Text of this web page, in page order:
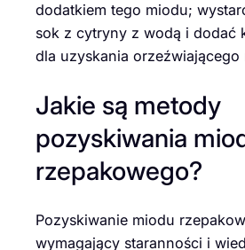
dodatkiem tego miodu;
sok z cytryny z wodą i dodać
dla uzyskania orzeźwiającego
Jakie są metody
pozyskiwania
rzepakowego?
Pozyskiwanie miodu
wymagający staranności i